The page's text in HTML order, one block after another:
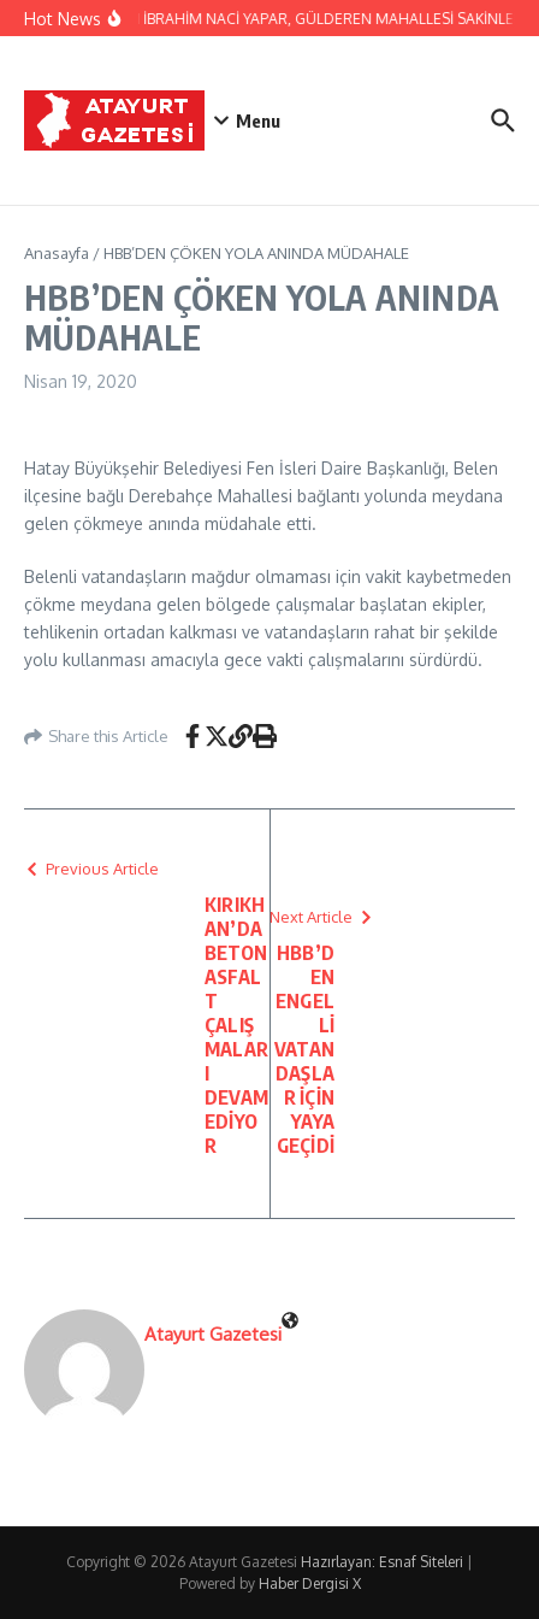
İçeriğe atla
Hot NewsBAŞKAN İBRAHİM NACİ YAPAR, GÜLDEREN MAHALLESİ
Menu
Anasayfa / HBB’DEN ÇÖKEN YOLA ANINDA MÜDAHALE
HBB’DEN ÇÖKEN YOLA ANINDA
MÜDAHALE
Nisan 19, 2020
Hatay Büyükşehir Belediyesi Fen İsleri Daire Başkanlığı, Belen
ilçesine bağlı Derebahçe Mahallesi bağlantı yolunda meydana
gelen çökmeye anında müdahale etti.
Belenli vatandaşların mağdur olmaması için vakit kaybetmeden
çökme meydana gelen bölgede çalışmalar başlatan ekipler,
tehlikenin ortadan kalkması ve vatandaşların rahat bir şekilde
yolu kullanması amacıyla gece vakti çalışmalarını sürdürdü.
Share this Article
Previous Article
KIRIKH
AN’DA
BETON
ASFAL
T
ÇALIŞ
MALAR
I
DEVAM
EDİYO
R
Next Article
HBB’D
EN
ENGEL
Lİ
VATAN
DAŞLA
R İÇİN
YAYA
GEÇİDİ
Atayurt Gazetesi
Copyright © 2026 Atayurt Gazetesi Hazırlayan: Esnaf Siteleri
Powered by Haber Dergisi X